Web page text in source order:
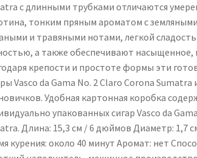
с длинными трубками отличаются
тонким пряным ароматом с
и травяными нотами, легкой
а также обеспечивают насыщенное,
крепости и простоте формы эти
Vasco da Gama No. 2 Claro Corona
Удобная картонная коробка
упакованных сигар Vasco da
Длина: 15,3 см / 6 дюймов Диаметр: 1,7
курения: около 40 минут Аромат: нет